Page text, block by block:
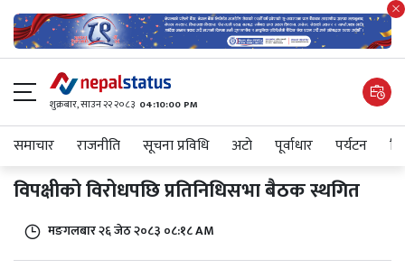
शुक्रबार​, साउन २२ २०८३ 04:10:00 PM
समाचार राजनीति सूचना प्रविधि अटाे पूर्वाधार पर्यटन
विपक्षीको विरोधपछि प्रतिनिधिसभा बैठक स्थगित
मङगलबार २६ जेठ २०८३ ०८:१८ AM